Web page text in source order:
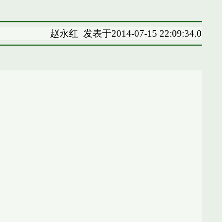
赵永红 发表于2014-07-15 22:09:34.0